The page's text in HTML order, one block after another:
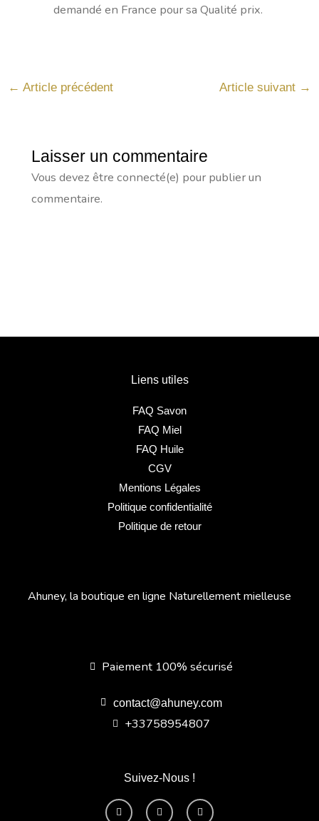
demandé en France pour sa Qualité prix.
← Article précédent Article suivant →
Laisser un commentaire
Vous devez être connecté(e) pour publier un
commentaire.
Suivez-Nous !
F
a
I
n
Y
o
Ahuney, la boutique en ligne Naturellement mielleuse
Paiement 100% sécurisé
contact@ahuney.com
+33758954807
Liens utiles
FAQ Savon
FAQ Miel
FAQ Huile
CGV
Mentions Légales
Politique confidentialité
Politique de retour